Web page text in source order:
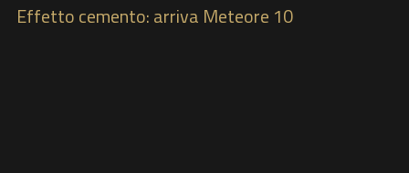
Effetto cemento: arriva Meteore 10